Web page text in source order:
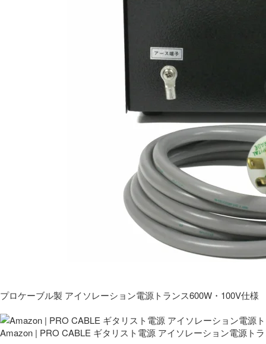
プロケーブル製 アイソレーション電源トランス600W・100V仕様
Amazon | PRO CABLE ギタリスト電源 アイソレーション電源ト